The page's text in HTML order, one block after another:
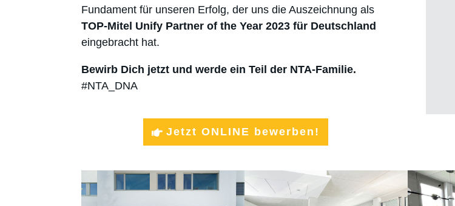
Fundament für unseren Erfolg, der uns die Auszeichnung als
TOP-Mitel Unify Partner of the Year 2023 für Deutschland
eingebracht hat.
Bewirb Dich jetzt und werde ein Teil der NTA-Familie.
#NTA_DNA
Jetzt ONLINE bewerben!